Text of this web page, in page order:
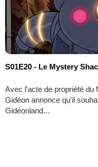
S01E20 - Le Mystery
Avec l'acte de propriété
Gidéon annonce qu'il
Gidéonland...